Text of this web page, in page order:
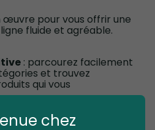
œuvre pour vous offrir une
fluide et agréable.
: parcourez facilement
et trouvez
qui vous
performant
chez